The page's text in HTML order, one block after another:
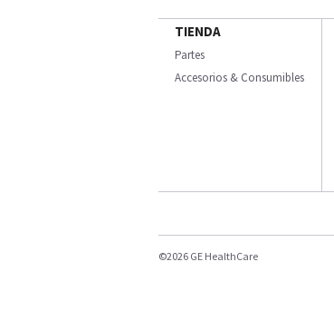
TIENDA
Partes
Accesorios & Consumibles
©2026 GE HealthCare